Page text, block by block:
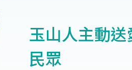
玉山人主動
民眾